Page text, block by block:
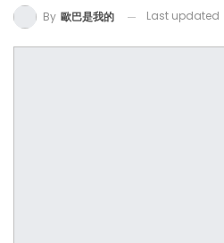
By 歐巴是我的 Last updated